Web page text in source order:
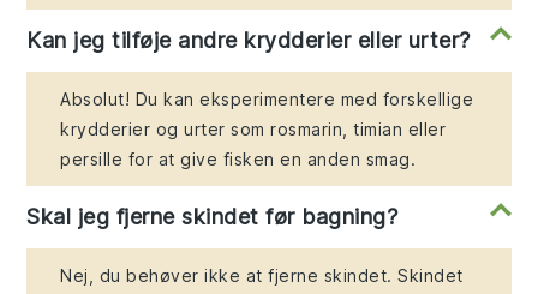
Kan jeg tilføje andre krydderier eller urter?
Absolut! Du kan eksperimentere med forskellige
krydderier og urter som rosmarin, timian eller
persille for at give fisken en anden smag.
Skal jeg fjerne skindet før bagning?
Nej, du behøver ikke at fjerne skindet. Skindet